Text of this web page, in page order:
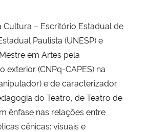
– Escritório Estadual de
Paulista (UNESP) e
em Artes pela
(CNPq-CAPES) na
e de caracterizador
do Teatro, de Teatro de
ênfase nas relações entre
cênicas: visuais e